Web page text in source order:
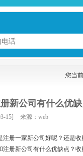
您当
新公司有什么优缺
15] 来源：web
册一家新公司好呢？还是
册新公司有什么优缺点？收